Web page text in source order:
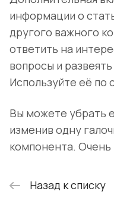
информации о
другого важного
ответить на
вопросы и
Используйте её
Вы можете убрать
изменив одну
компонента. Очень
Назад к списку